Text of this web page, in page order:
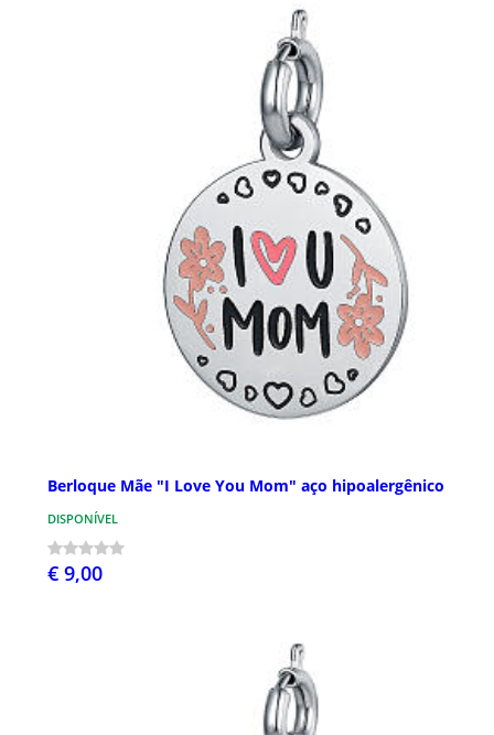
Berloque Mãe "I Love You Mom" aço hipoalergênico
DISPONÍVEL
€ 9,00